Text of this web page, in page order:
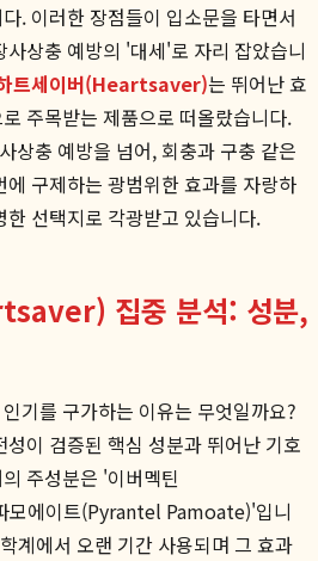
. 이러한 장점들이 입소문을 타면서
상충 예방의 '대세'로 자리 잡았습니
트세이버(Heartsaver)는 뛰어난 효
주목받는 제품으로 떠올랐습니다.
상충 예방을 넘어, 회충과 구충 같은
구제하는 광범위한 효과를 자랑하
선택지로 각광받고 있습니다.
집중 분석: 성분,
기를 구가하는 이유는 무엇일까요?
이 검증된 핵심 성분과 뛰어난 기호
주성분은 '이버멕틴
에이트(Pyrantel Pamoate)'입니
계에서 오랜 기간 사용되며 그 효과